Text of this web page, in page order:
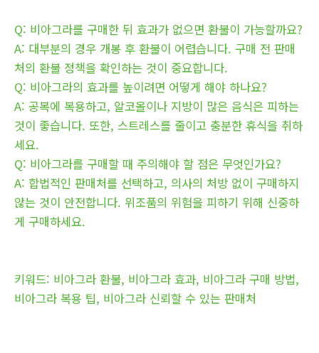
Q: 비아그라를 구매한 뒤 효과가 없으면 환불이 가능할까요?
A: 대부분의 경우 개봉 후 환불이 어렵습니다. 구매 전 판매
처의 환불 정책을 확인하는 것이 중요합니다.
Q: 비아그라의 효과를 높이려면 어떻게 해야 하나요?
A: 공복에 복용하고, 알코올이나 지방이 많은 음식은 피하는
것이 좋습니다. 또한, 스트레스를 줄이고 충분한 휴식을 취하
세요.
Q: 비아그라를 구매할 때 주의해야 할 점은 무엇인가요?
A: 합법적인 판매처를 선택하고, 의사의 처방 없이 구매하지
않는 것이 안전합니다. 위조품의 위험을 피하기 위해 신중하
게 구매하세요.
키워드: 비아그라 환불, 비아그라 효과, 비아그라 구매 방법,
비아그라 복용 팁, 비아그라 신뢰할 수 있는 판매처